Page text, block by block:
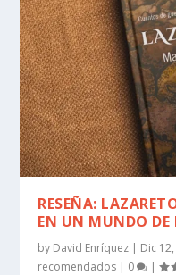
RESEÑA:
EN UN MUNDO DE
by David Enríquez | Dic
recomendados | 0 |